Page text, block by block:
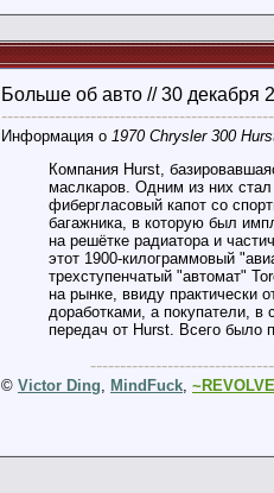
Больше об авто // 30 декабря
Информация о 1970 Chrysler 300
Компания Hurst,
маслкаров. Одним из них
фибергласовый капот со
багажника, в которую был
на решётке радиатора и
этот 1900-килограммовый
трехступенчатый "автомат"
на рынке, ввиду практически
доработками, а покупатели,
передач от Hurst. Всего было
© Victor Ding MindFuck